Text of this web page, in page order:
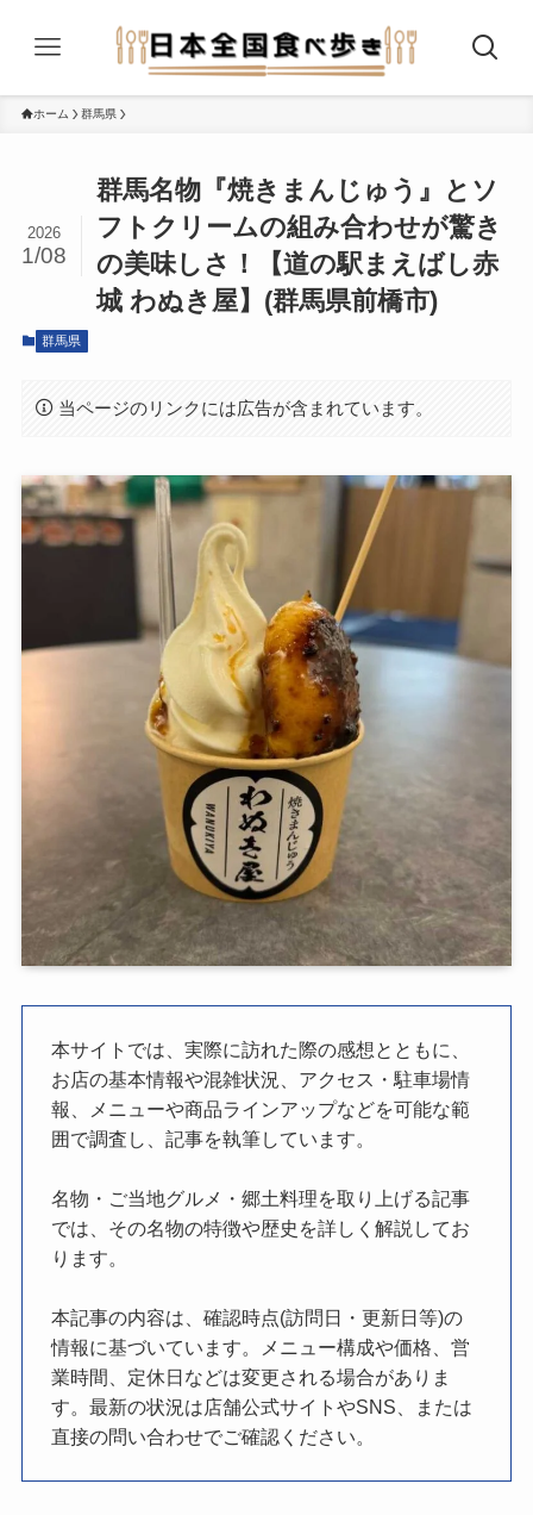
ホーム 群馬県
群馬名物『焼きまんじゅう』とソ
フトクリームの組み合わせが驚き
の美味しさ！【道の駅まえばし赤
城 わぬき屋】(群馬県前橋市)
2026
1/08
群馬県
当ページのリンクには広告が含まれています。
本サイトでは、実際に訪れた際の感想とともに、
お店の基本情報や混雑状況、アクセス・駐車場情
報、メニューや商品ラインアップなどを可能な範
囲で調査し、記事を執筆しています。
名物・ご当地グルメ・郷土料理を取り上げる記事
では、その名物の特徴や歴史を詳しく解説してお
ります。
本記事の内容は、確認時点(訪問日・更新日等)の
情報に基づいています。メニュー構成や価格、営
業時間、定休日などは変更される場合がありま
す。最新の状況は店舗公式サイトやSNS、または
直接の問い合わせでご確認ください。